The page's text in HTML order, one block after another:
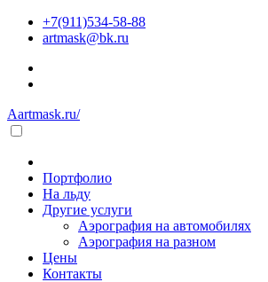
+7(911)534-58-88
artmask@bk.ru
Aartmask.ru/
Портфолио
На льду
Другие услуги
Аэрография на автомобилях
Аэрография на разном
Цены
Контакты